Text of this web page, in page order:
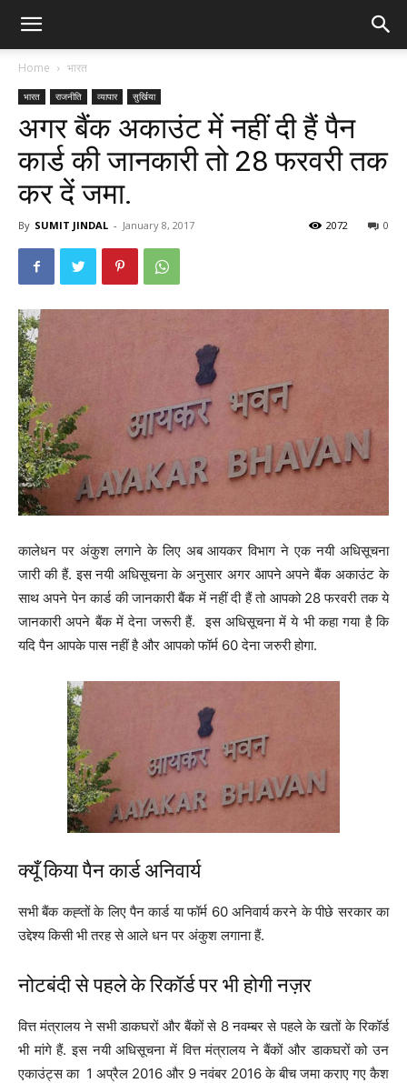
Home भारत
भारत राजनीति व्यापार सुर्खिया
अगर बैंक अकाउंट में नहीं दी हैं पैन
कार्ड की जानकारी तो 28 फरवरी तक
कर दें जमा.
By SUMIT JINDAL - January 8, 2017 0
2072
कालेधन पर अंकुश लगाने के लिए अब आयकर विभाग ने एक नयी अधिसूचना
जारी की हैं. इस नयी अधिसूचना के अनुसार अगर आपने अपने बैंक अकाउंट के
साथ अपने पेन कार्ड की जानकारी बैंक में नहीं दी हैं तो आपको 28 फरवरी तक ये
जानकारी अपने बैंक में देना जरूरी हैं. इस अधिसूचना में ये भी कहा गया है कि
यदि पैन आपके पास नहीं है और आपको फॉर्म 60 देना जरुरी होगा.
क्यूँ किया पैन कार्ड अनिवार्य
सभी बैंक कह्तों के लिए पैन कार्ड या फॉर्म 60 अनिवार्य करने के पीछे सरकार का
उद्देश्य किसी भी तरह से आले धन पर अंकुश लगाना हैं.
नोटबंदी से पहले के रिकॉर्ड पर भी होगी नज़र
वित्त मंत्रालय ने सभी डाकघरों और बैंकों से 8 नवम्बर से पहले के खतों के रिकॉर्ड
भी मांगे हैं. इस नयी अधिसूचना में वित्त मंत्रालय ने बैंकों और डाकघरों को उन
एकाउंट्स का 1 अप्रैल 2016 और 9 नवंबर 2016 के बीच जमा कराए गए कैश